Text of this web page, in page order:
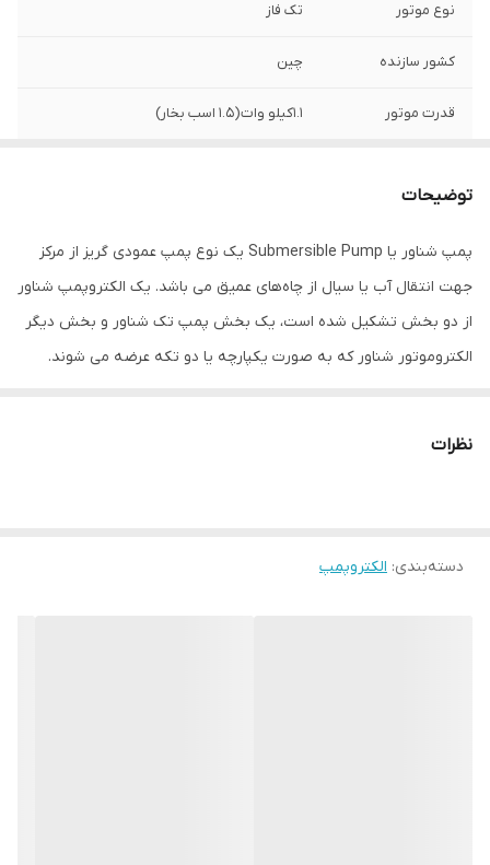
نوع موتور تک فاز
کشور سازنده چین
قدرت موتور 1.1کیلو وات(1.5 اسب بخار)
جنس بدنه
جریان 7.2 آمپر
ارتفاع 190متری
توضیحات
پمپ شناور یا Submersible Pump یک نوع پمپ عمودی گریز از مرکز
جهت انتقال آب یا سیال از چاه‌های عمیق می باشد. یک الکتروپمپ شناور
از دو بخش تشکیل شده است، یک بخش پمپ تک شناور و بخش دیگر
الکتروموتور شناور که به صورت یکپارچه یا دو تکه عرضه می شوند.
نظرات
دسته‌بندی: الکتروپمپ